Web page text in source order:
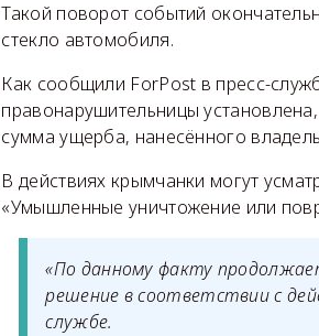
Такой поворот событий
стекло автомобиля.
Как сообщили ForPost в пресс-
правонарушительницы
сумма ущерба, нанесённого
В действиях крымчанки могут
«Умышленные уничтожение или
«По данному факту
решение в соответствии с
службе.